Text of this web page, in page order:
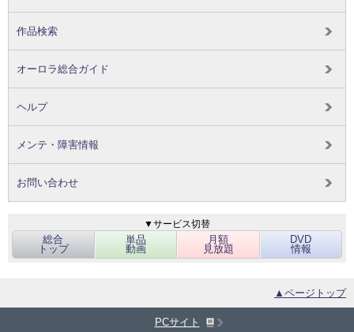
作品検索
オーロラ総合ガイド
ヘルプ
メンテ・障害情報
お問い合わせ
▼サービス切替
総合
トップ
単品
動画
月額
見放題
DVD
情報
▲ページトップ
PCサイト